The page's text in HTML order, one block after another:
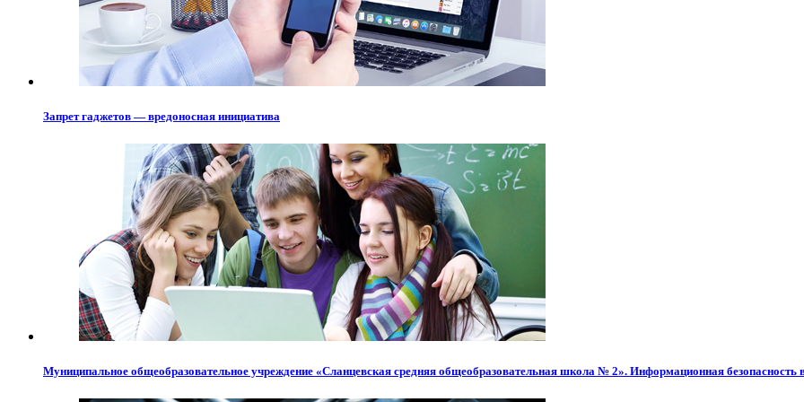
Запрет гаджетов — вредоносная инициатива
Муниципальное общеобразовательное учреждение «Сланцевская средняя общеобразовательная школа № 2». Информационная безопасность